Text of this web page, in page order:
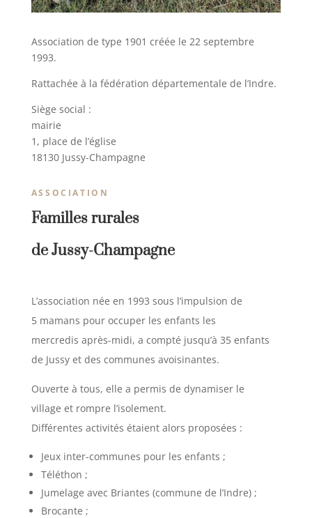
Association de type 1901 créée le 22 septembre
1993.
Rattachée à la fédération départementale de l’Indre.
Siège social :
mairie
1, place de l’église
18130 Jussy-Champagne
ASSOCIATION
Familles rurales
de Jussy-Champagne
L’association née en 1993 sous l’impulsion de
5 mamans pour occuper les enfants les
mercredis après-midi, a compté jusqu’à 35 enfants
de Jussy et des communes avoisinantes.
Ouverte à tous, elle a permis de dynamiser le
village et rompre l’isolement.
Différentes activités étaient alors proposées :
Jeux inter-communes pour les enfants ;
Téléthon ;
Jumelage avec Briantes (commune de l’Indre) ;
Brocante ;